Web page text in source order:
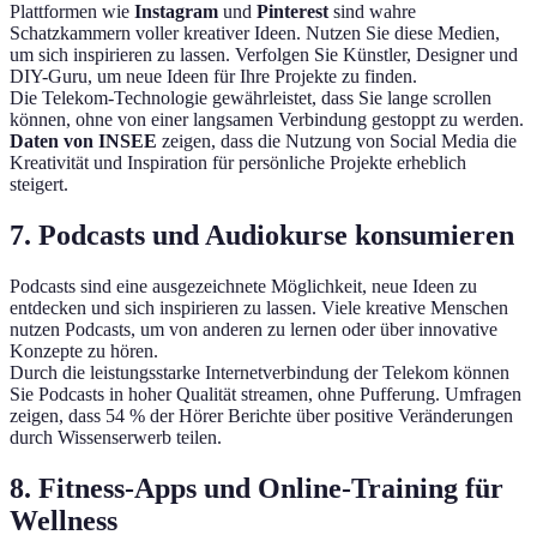
Plattformen wie Instagram und Pinterest sind wahre
Schatzkammern voller kreativer Ideen. Nutzen Sie diese Medien,
um sich inspirieren zu lassen. Verfolgen Sie Künstler, Designer und
DIY-Guru, um neue Ideen für Ihre Projekte zu finden.
Die Telekom-Technologie gewährleistet, dass Sie lange scrollen
können, ohne von einer langsamen Verbindung gestoppt zu werden.
Daten von INSEE zeigen, dass die Nutzung von Social Media die
Kreativität und Inspiration für persönliche Projekte erheblich
steigert.
7. Podcasts und Audiokurse konsumieren
Podcasts sind eine ausgezeichnete Möglichkeit, neue Ideen zu
entdecken und sich inspirieren zu lassen. Viele kreative Menschen
nutzen Podcasts, um von anderen zu lernen oder über innovative
Konzepte zu hören.
Durch die leistungsstarke Internetverbindung der Telekom können
Sie Podcasts in hoher Qualität streamen, ohne Pufferung. Umfragen
zeigen, dass 54 % der Hörer Berichte über positive Veränderungen
durch Wissenserwerb teilen.
8. Fitness-Apps und Online-Training für
Wellness